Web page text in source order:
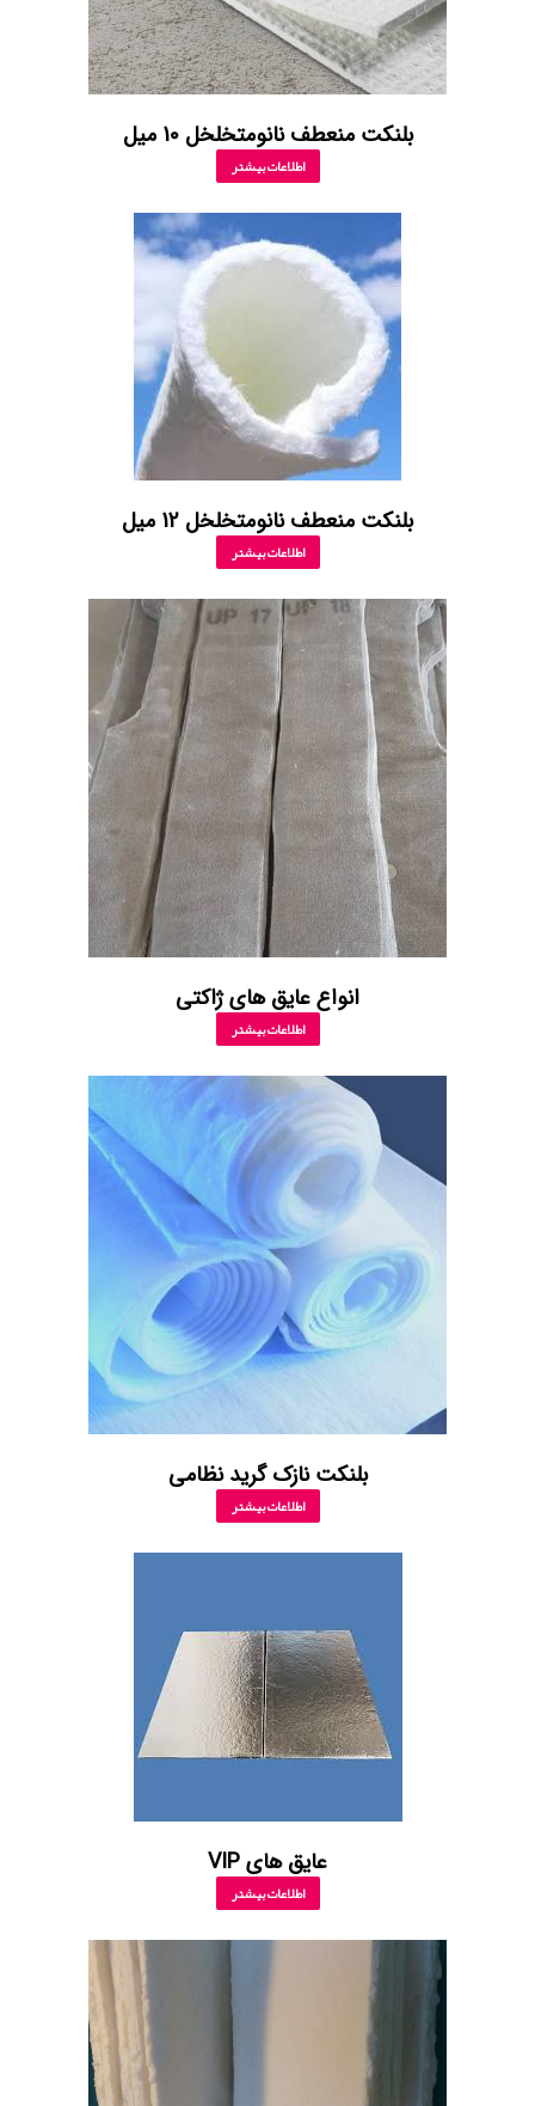
بلنکت منعطف نانومتخلخل 10 میل
اطلاعات بیشتر
بلنکت منعطف نانومتخلخل 12 میل
اطلاعات بیشتر
انواع عایق های ژاکتی
اطلاعات بیشتر
بلنکت نازک گرید نظامی
اطلاعات بیشتر
عایق های VIP
اطلاعات بیشتر